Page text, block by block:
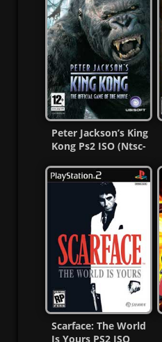
Peter Jackson’s King
Kong Ps2 ISO (Ntsc-
Scarface: The World
Is Yours PS2 ISO